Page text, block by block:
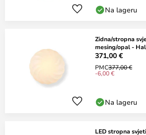
Na lageru
Zidna/stropna
mesing/opal -
371,00 €
PMC377,00 €
-6,00 €
Na lageru
LED stropna